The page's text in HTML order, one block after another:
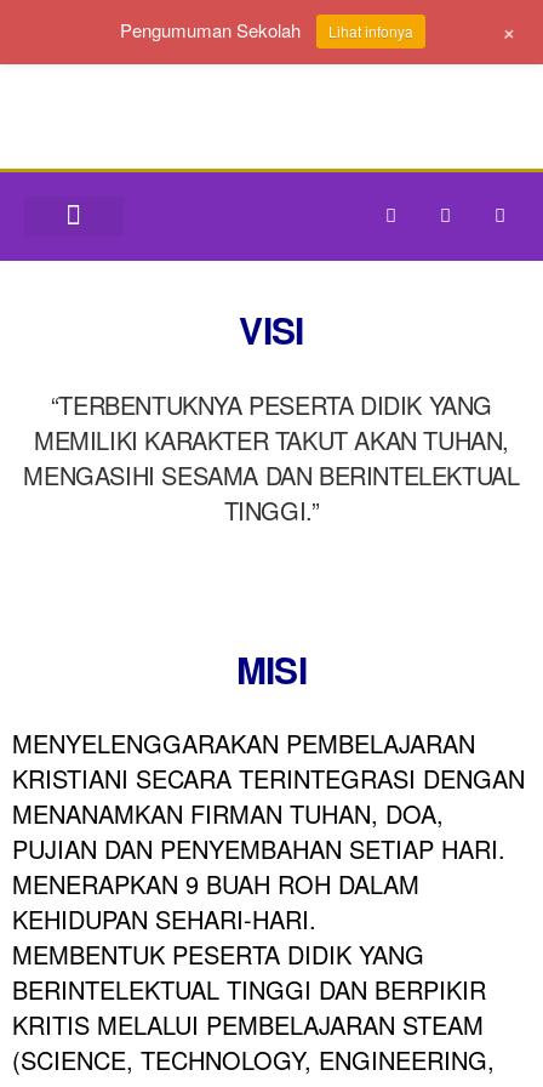
VISI
“TERBENTUKNYA PESERTA DIDIK YANG
MEMILIKI KARAKTER TAKUT AKAN TUHAN,
MENGASIHI SESAMA DAN BERINTELEKTUAL
TINGGI.”
MISI
MENYELENGGARAKAN PEMBELAJARAN
KRISTIANI SECARA TERINTEGRASI DENGAN
MENANAMKAN FIRMAN TUHAN, DOA,
PUJIAN DAN PENYEMBAHAN SETIAP HARI.
MENERAPKAN 9 BUAH ROH DALAM
KEHIDUPAN SEHARI-HARI.
MEMBENTUK PESERTA DIDIK YANG
BERINTELEKTUAL TINGGI DAN BERPIKIR
KRITIS MELALUI PEMBELAJARAN STEAM
(SCIENCE, TECHNOLOGY, ENGINEERING,
Pengumuman Sekolah Lihat infonya +